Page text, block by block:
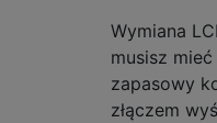
Wymiana
musisz
zapasowy
złączem